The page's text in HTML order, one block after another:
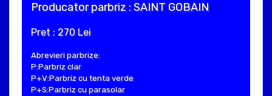
Producator parbriz : SAINT GOBAIN
Pret : 270 Lei
Abrevieri parbrize:
P:Parbriz clar
P+V:Parbriz cu tenta verde
P+S:Parbriz cu parasolar